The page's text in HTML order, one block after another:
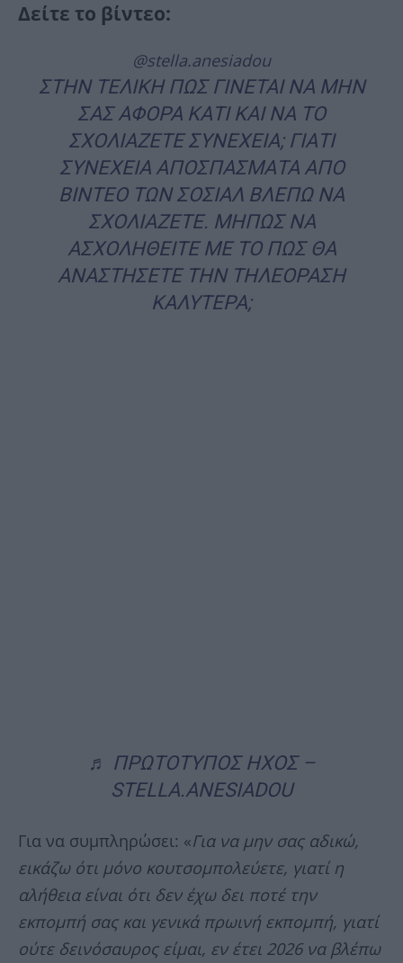
Δείτε το βίντεο:
@stella.anesiadou
ΣΤΗΝ ΤΕΛΙΚΗ ΠΩΣ ΓΙΝΕΤΑΙ ΝΑ ΜΗΝ
ΣΑΣ ΑΦΟΡΑ ΚΑΤΙ ΚΑΙ ΝΑ ΤΟ
ΣΧΟΛΙΑΖΕΤΕ ΣΥΝΕΧΕΙΑ; ΓΙΑΤΙ
ΣΥΝΕΧΕΙΑ ΑΠΟΣΠΑΣΜΑΤΑ ΑΠΟ
ΒΙΝΤΕΟ ΤΩΝ ΣΟΣΙΑΛ ΒΛΕΠΩ ΝΑ
ΣΧΟΛΙΑΖΕΤΕ. ΜΗΠΩΣ ΝΑ
ΑΣΧΟΛΗΘΕΙΤΕ ΜΕ ΤΟ ΠΩΣ ΘΑ
ΑΝΑΣΤΗΣΕΤΕ ΤΗΝ ΤΗΛΕΟΡΑΣΗ
ΚΑΛΥΤΕΡΑ;
♬ ΠΡΩΤΟΤΥΠΟΣ ΗΧΟΣ –
STELLA.ANESIADOU
Για να συμπληρώσει: «Για να μην σας αδικώ,
εικάζω ότι μόνο κουτσομπολεύετε, γιατί η
αλήθεια είναι ότι δεν έχω δει ποτέ την
εκπομπή σας και γενικά πρωινή εκπομπή, γιατί
ούτε δεινόσαυρος είμαι, εν έτει 2026 να βλέπω